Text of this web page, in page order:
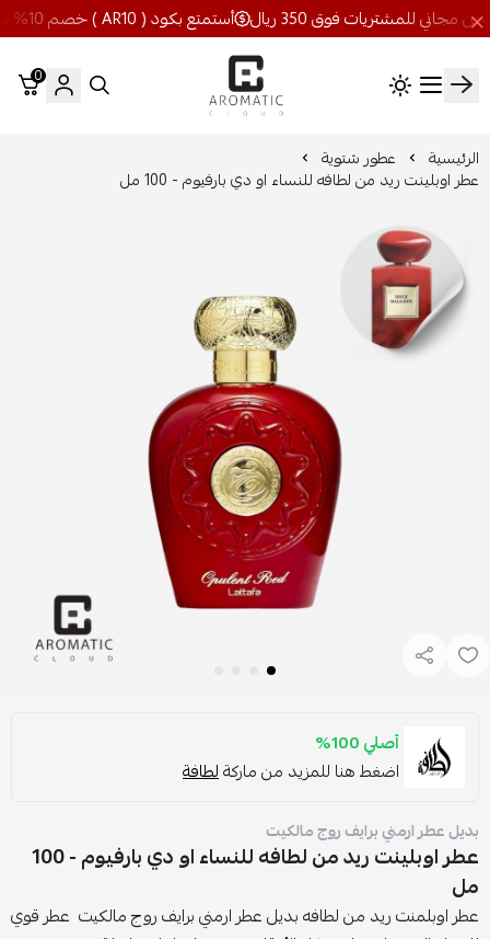
أستمتع بكود ( AR10 ) خصم 10% شحن مجاني للمشتريات فوق 350 ريال
اروماتيك كلاود
0
الرئيسية عطور شتوية
عطر اوبلينت ريد من لطافه للنساء او دي بارفيوم - 100 مل
أصلي 100%
اضغط هنا للمزيد من ماركةلطافة
بديل عطر ارمني برايف روج مالكيت
عطر اوبلينت ريد من لطافه للنساء او دي بارفيوم - 100
مل
عطر اوبلمنت ريد من لطافه بديل عطر ارمني برايف روج مالكيت عطر قوي